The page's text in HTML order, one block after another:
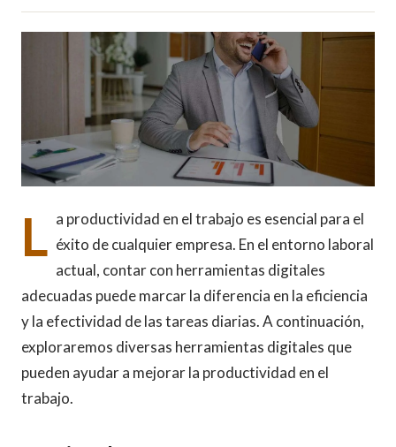
L a productividad en el trabajo es esencial para el
éxito de cualquier empresa. En el entorno laboral
actual, contar con herramientas digitales
adecuadas puede marcar la diferencia en la eficiencia
y la efectividad de las tareas diarias. A continuación,
exploraremos diversas herramientas digitales que
pueden ayudar a mejorar la productividad en el
trabajo.